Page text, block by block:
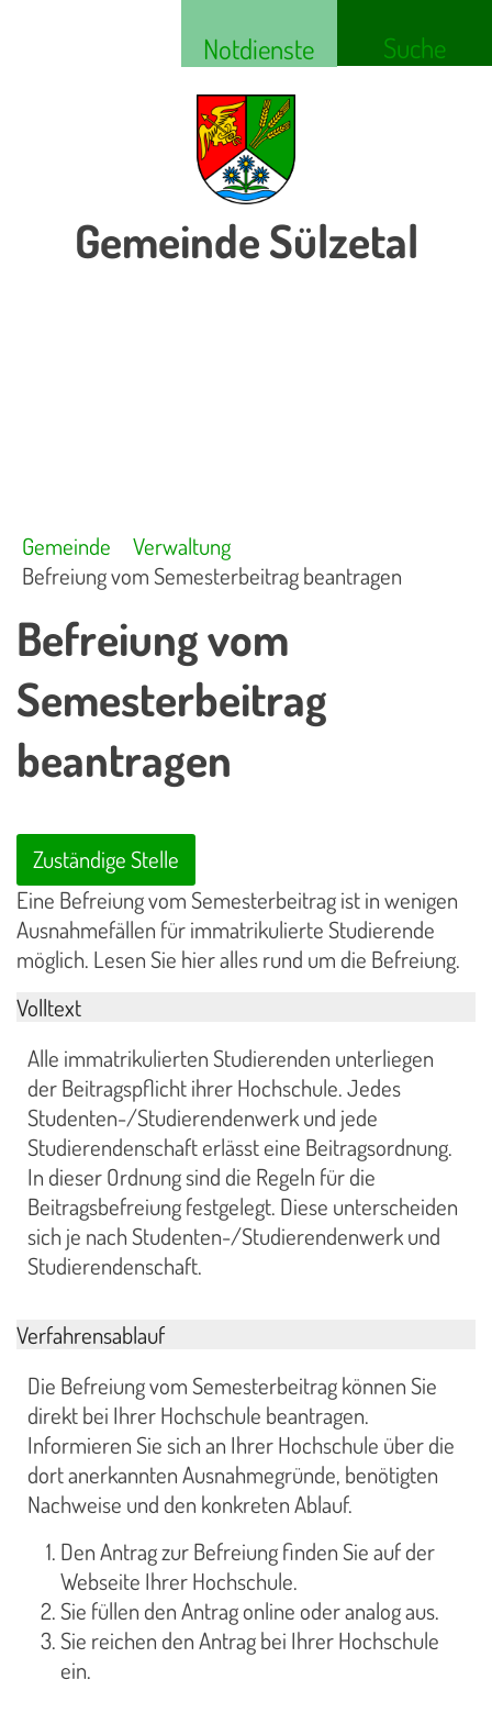
Notdienste Suche
Gemeinde Sülzetal
Gemeinde
Verwaltung
Befreiung vom Semesterbeitrag beantragen
Befreiung vom
Semesterbeitrag
beantragen
Zuständige Stelle
Eine Befreiung vom Semesterbeitrag ist in wenigen
Ausnahmefällen für immatrikulierte Studierende
möglich. Lesen Sie hier alles rund um die Befreiung.
Volltext
Alle immatrikulierten Studierenden unterliegen
der Beitragspflicht ihrer Hochschule. Jedes
Studenten-/Studierendenwerk und jede
Studierendenschaft erlässt eine Beitragsordnung.
In dieser Ordnung sind die Regeln für die
Beitragsbefreiung festgelegt. Diese unterscheiden
sich je nach Studenten-/Studierendenwerk und
Studierendenschaft.
Verfahrensablauf
Die Befreiung vom Semesterbeitrag können Sie
direkt bei Ihrer Hochschule beantragen.
Informieren Sie sich an Ihrer Hochschule über die
dort anerkannten Ausnahmegründe, benötigten
Nachweise und den konkreten Ablauf.
Den Antrag zur Befreiung finden Sie auf der
Webseite Ihrer Hochschule.
Sie füllen den Antrag online oder analog aus.
Sie reichen den Antrag bei Ihrer Hochschule
ein.